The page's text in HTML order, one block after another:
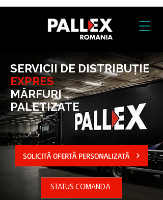
SERVICII DE DISTRIBUȚIE
EXPRES
MĂRFURI
PALETIZATE
SOLICITĂ OFERTĂ PERSONALIZATĂ
STATUS COMANDĂ